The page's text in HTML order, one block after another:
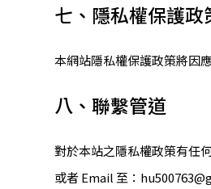
七、隱私權保護政
本網站隱私權保護政策將因
八、聯繫管道
對於本站之隱私權政策有任
或者 Email 至：